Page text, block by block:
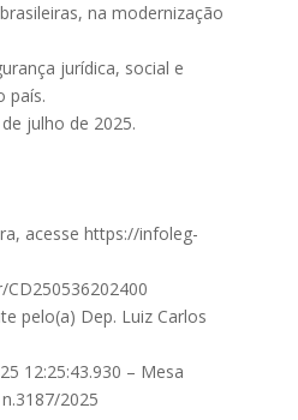
na modernização
jurídica, social e
país.
julho de 2025.
acesse https://infoleg-
CD250536202400
pelo(a) Dep. Luiz Carlos
12:25:43.930 – Mesa
2025